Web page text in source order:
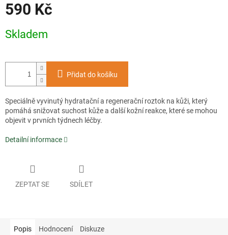
590 Kč
cena:
Skladem
Přidat do košíku
Speciálně vyvinutý hydratační a regenerační roztok na kůži, který
pomáhá snižovat suchost kůže a další kožní reakce, které se mohou
objevit v prvních týdnech léčby.
Detailní informace
ZEPTAT SE SDÍLET
Popis Hodnocení Diskuze